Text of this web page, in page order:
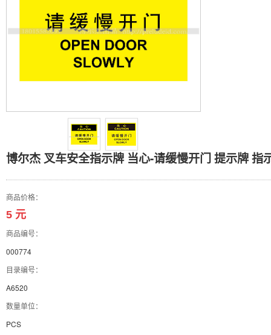
博尔杰 叉车安全指示牌 当心-请缓慢开门 提示牌
商品价格：
5 元
商品编号：
000774
目录编号：
A6520
数量单位：
PCS